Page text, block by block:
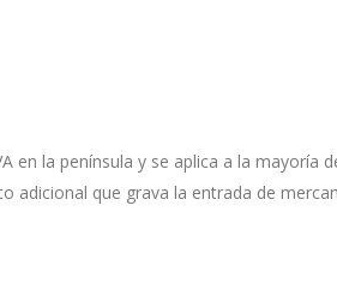
en la península y se aplica a la mayoría
adicional que grava la entrada de